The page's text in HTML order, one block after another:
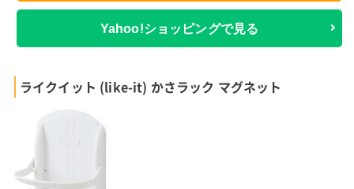
Yahoo!ショッピングで見る
ライクイット (like-it) かさラック マグネット